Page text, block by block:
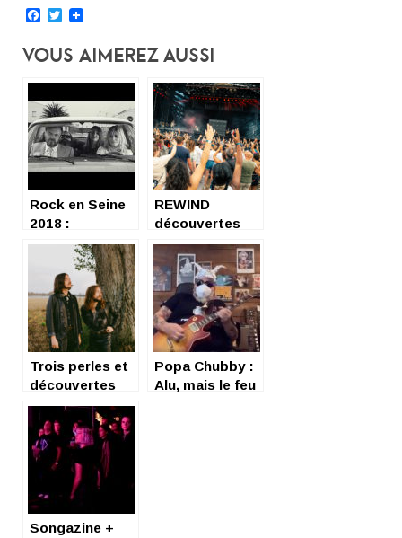
Facebook
Twitter
Vous Aimerez Aussi
Rock en Seine
2018 :
découvertes et
pépites
REWIND
découvertes
Rock En Seine
(2015-2022)
Trois perles et
découvertes
anti-stress,
anti-inflation
Popa Chubby :
Alu, mais le feu
Songazine +